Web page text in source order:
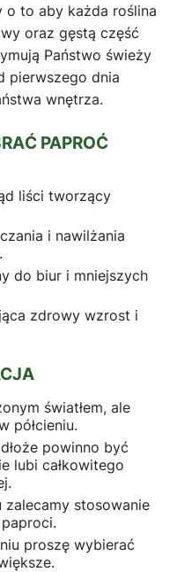
o to aby każda roślina
oraz gęstą część
Państwo świeży
pierwszego dnia
wnętrza.
PAPROĆ
liści tworzący
i nawilżania
do biur i mniejszych
zdrowy wzrost i
światłem, ale
półcieniu.
powinno być
lubi całkowitego
stosowanie
proszę wybierać